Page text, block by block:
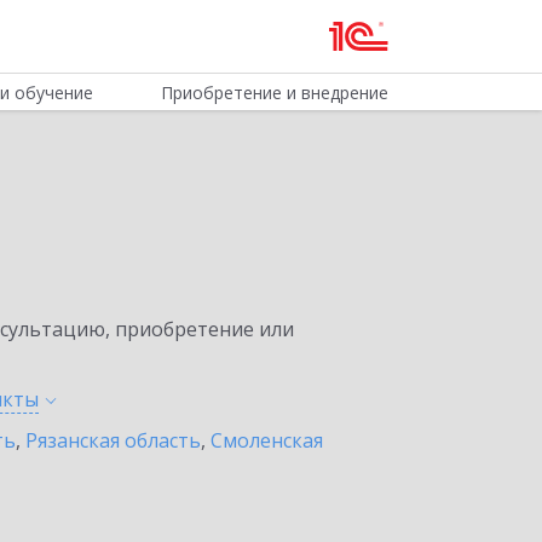
обучение Приобретение и внедрение
приобретение или
, Рязанская область, Смоленская